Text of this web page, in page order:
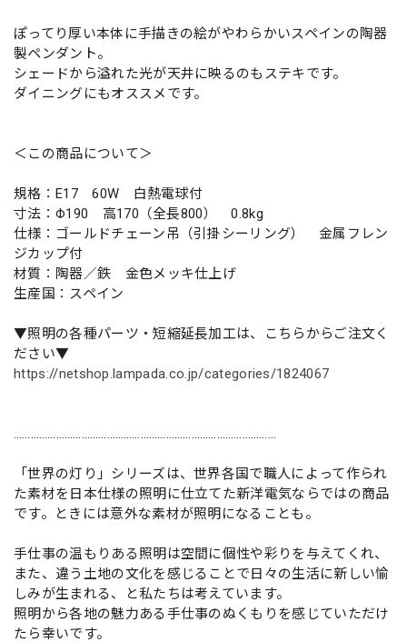
ぽってり厚い本体に手描きの絵がやわらかいスペインの陶器
製ペンダント。
シェードから溢れた光が天井に映るのもステキです。
ダイニングにもオススメです。
＜この商品について＞
規格：E17 60W 白熱電球付
寸法：Φ190 高170（全長800） 0.8kg
仕様：ゴールドチェーン吊（引掛シーリング） 金属フレン
ジカップ付
材質：陶器／鉄 金色メッキ仕上げ
生産国：スペイン
▼照明の各種パーツ・短縮延長加工は、こちらからご注文く
ださい▼
https://netshop.lampada.co.jp/categories/1824067
…………………………………………………………………………………
「世界の灯り」シリーズは、世界各国で職人によって作られ
た素材を日本仕様の照明に仕立てた新洋電気ならではの商品
です。ときには意外な素材が照明になることも。
手仕事の温もりある照明は空間に個性や彩りを与えてくれ、
また、違う土地の文化を感じることで日々の生活に新しい愉
しみが生まれる、と私たちは考えています。
照明から各地の魅力ある手仕事のぬくもりを感じていただけ
たら幸いです。